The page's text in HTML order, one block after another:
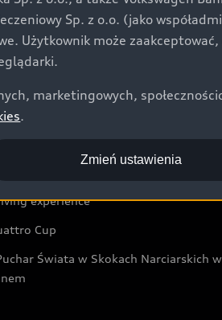
Audi
i historie postępu
Festiwal
Sztuki Nowoczesnej w
experience
Cup
Świata w Skokach Narciarskich w
Sp. z o.o. (jako
Użytkownik może
marketingowych,
.
Zmień ustawienia